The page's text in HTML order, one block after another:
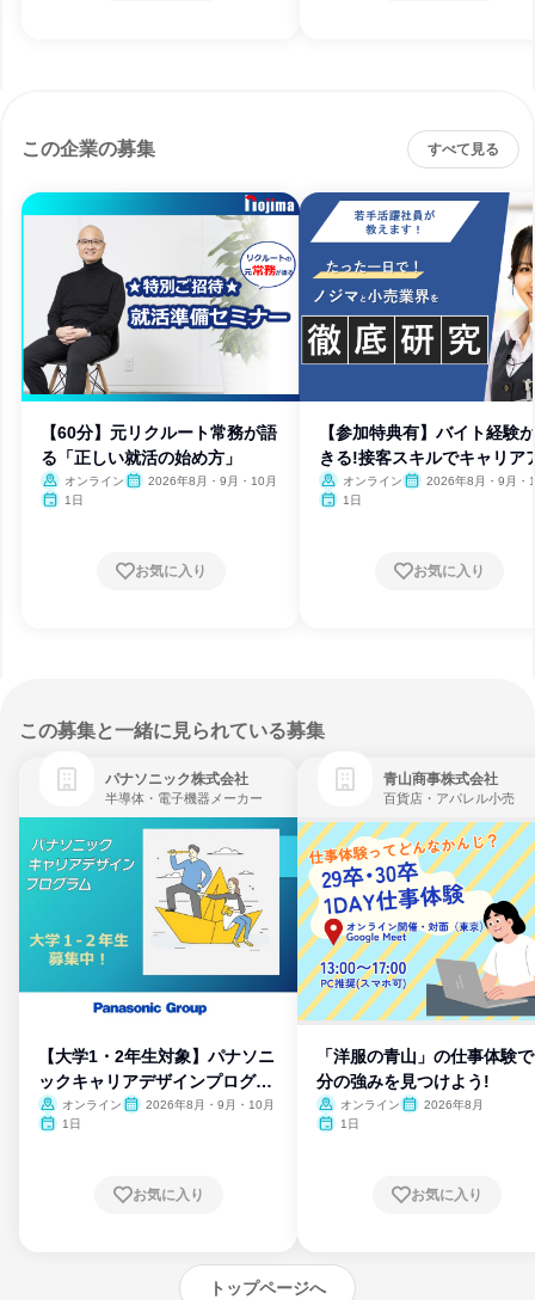
この企業の募集 すべて見る
【60分】元リクルート常務が語
る「正しい就活の始め方」
オンライン
2026年8月・9月・10月
1日
お気に入り
【参加特典有】バイト経験
きる!接客スキルでキャリア
プ
オンライン
2026年8月・9月・
1日
お気に入り
この募集と一緒に見られている募集
パナソニック株式会社
半導体・電子機器メーカー
【大学1・2年生対象】パナソニ
ックキャリアデザインプログラ
ム
オンライン
2026年8月・9月・10月
1日
お気に入り
青山商事株式会社
百貨店・アパレル小売
「洋服の青山」の仕事体験
分の強みを見つけよう!
オンライン
2026年8月
1日
お気に入り
トップページへ